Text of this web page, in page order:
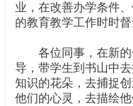
业，在改善办学条件
的教育教学工作时时督
各位同事，在新的
导，带学生到书山中
知识的花朵，去捕捉
他们的心灵，去描绘